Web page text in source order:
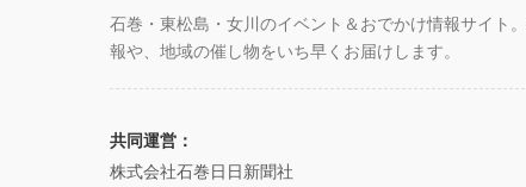
石巻・東松島・女川のイベント＆おでかけ情報サイト
報や、地域の催し物をいち早くお届けします。
共同運営：
株式会社石巻日日新聞社